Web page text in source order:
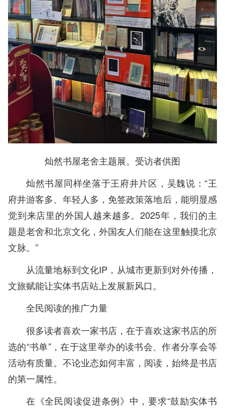
灿然书屋老舍主题展。受访者供图
灿然书屋同样坐落于王府井片区，吴魏说：“王
府井游客多、年轻人多，免签政策落地后，能明显感
觉到来店里的外国人越来越多。2025年，我们的主
题是老舍和北京文化，外国友人们能在这里触摸北京
文脉。”
从流量地标到文化IP，从城市更新到对外传播，
文旅赋能让实体书店站上发展新风口。
全民阅读的推广力量
很多读者喜欢一家书店，在于喜欢这家书店的所
选的“书单”，在于这里举办的读书会、作者分享会等
活动有质量。不论业态如何丰富，阅读，始终是书店
的第一属性。
在《全民阅读促进条例》中，要求“鼓励实体书